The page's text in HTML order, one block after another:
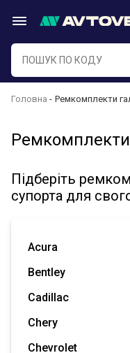
Головна Ремкомплекти
Ремкомплекти
Підберіть
супорта для
Acura
Bentley
Cadillac
Chery
Chevrolet